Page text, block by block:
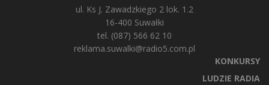
ul. Ks J. Zawadzkiego 2 lok. 1.2
16-400 Suwałki
tel. (087) 566 62 10
reklama.suwalki@radio5.com.pl
KONKURSY
LUDZIE RADIA